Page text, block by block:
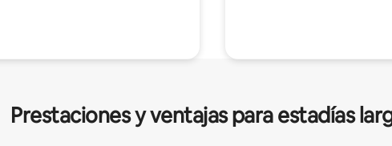
Prestaciones y ventajas para estadías